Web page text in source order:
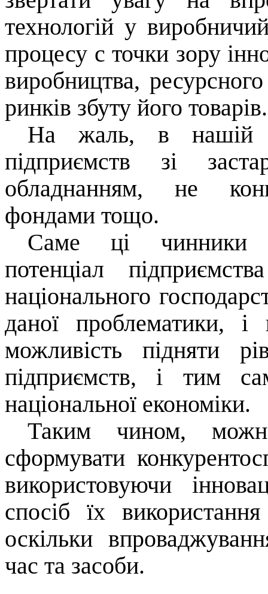
технологій у
процесу с точки зору
виробництва,
ринків збуту його товарів.
На жаль, в нашій
підприємств зі
обладнанням, не
фондами тощо.
Саме ці чинники
потенціал
національного
даної проблематики, і
можливість підняти
підприємств, і тим
національної економіки.
Таким чином,
сформувати
використовуючи
спосіб їх
оскільки
час та засоби.